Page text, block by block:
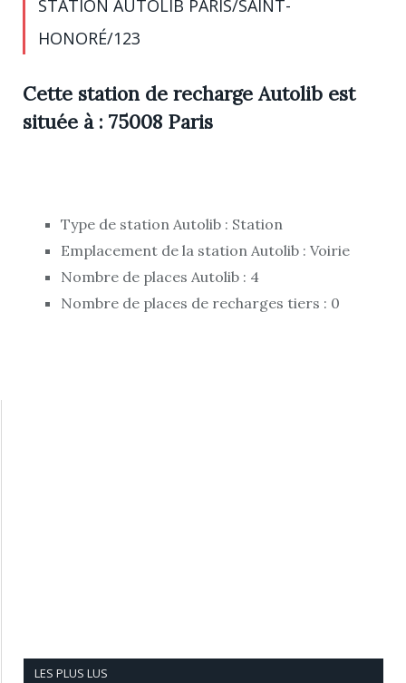
STATION AUTOLIB PARIS/SAINT-
HONORÉ/123
Cette station de recharge Autolib est
située à : 75008 Paris
Type de station Autolib : Station
Emplacement de la station Autolib : Voirie
Nombre de places Autolib : 4
Nombre de places de recharges tiers : 0
LES PLUS LUS